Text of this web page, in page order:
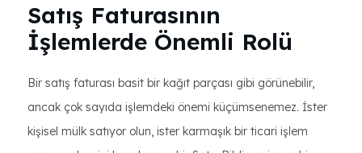
Satış Faturasının
İşlemlerde Önemli Rolü
Bir satış faturası basit bir kağıt parçası gibi görünebilir,
ancak çok sayıda işlemdeki önemi küçümsenemez. İster
kişisel mülk satıyor olun, ister karmaşık bir ticari işlem